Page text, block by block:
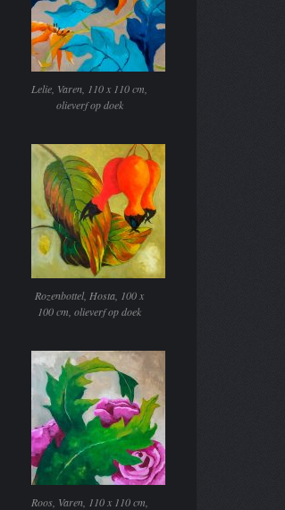
Lelie, Varen, 110 x 110 cm,
olieverf op doek
Rozenbottel, Hosta, 100 x
100 cm, olieverf op doek
Roos, Varen, 110 x 110 cm,